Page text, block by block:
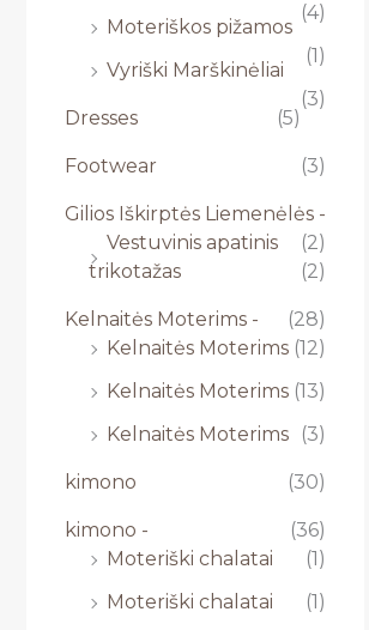
(4)
Moteriškos pižamos
(1)
Vyriški Marškinėliai
(3)
Dresses
(5)
Footwear (3)
Gilios Iškirptės Liemenėlės -
(2)
Vestuvinis apatinis
trikotažas
(2)
Kelnaitės Moterims -
(28)
Kelnaitės Moterims (12)
Kelnaitės Moterims (13)
Kelnaitės Moterims
(3)
kimono (30)
kimono -
(36)
Moteriški chalatai
(1)
Moteriški chalatai
(1)